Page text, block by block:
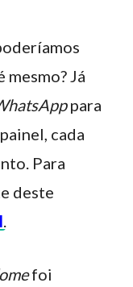
Já
para
cada
Para
deste
.
foi